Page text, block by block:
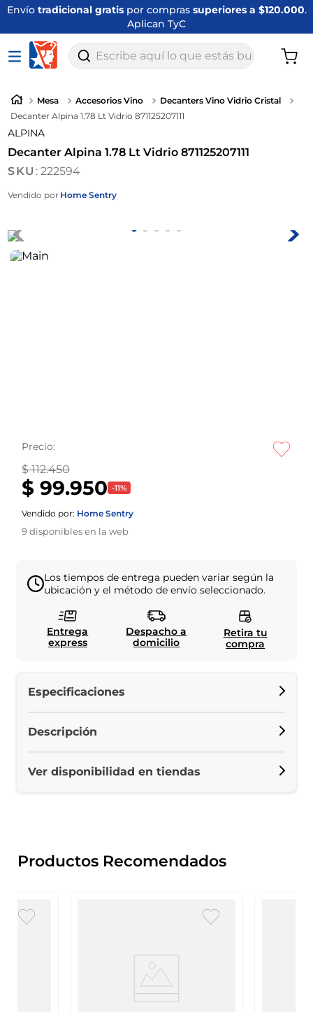
Envío tradicional gratispor compras superiores a $120.000.
Aplican TyC
Escribe aquí lo que estás buscando
Mesa Accesorios Vino
Decanters Vino Vidrio Cristal
Decanter Alpina 1.78 Lt Vidrio 871125207111
ALPINA
Decanter Alpina 1.78 Lt Vidrio 871125207111
:222594
Vendido por Home Sentry
Precio:
$ 112.450
$ 99.950 -11%
Vendido por: Home Sentry
9disponibles en la web
Los tiempos de entrega pueden variar según la
ubicación y el método de envío seleccionado.
Entrega
express
Despacho a
domicilio
Retira tu
compra
Especificaciones
Descripción
Ver disponibilidad en tiendas
Productos Recomendados